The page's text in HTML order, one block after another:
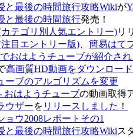
と最後の時間旅行攻略Wikiが
と最後の時間旅行発売！
テゴリ別人気エントリー)リ
目エントリー版) 簡易はて
おはようチューブが紹介さ
高画質HD動画をダウンロード
ーブのアルゴリズムを変更
おはようチューブの動画取得
ウザーを リリースしました！
ョウ2008レポートその1
と最後の時間旅行攻略Wikiス